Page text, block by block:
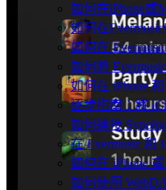
如何在iPhone或
如何在
如何在
如何將
如何在 iPhone
逐步指南：將
如何連接
在 Evermusic 和
如何在 iPhone
如何使用